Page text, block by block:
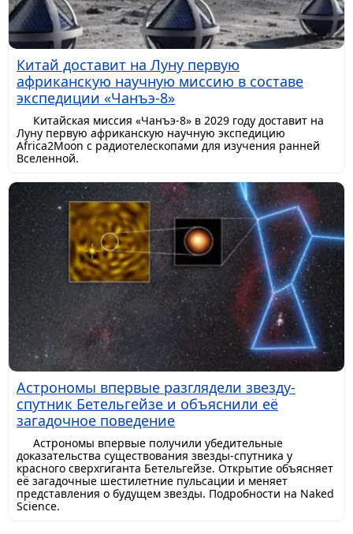
Китай доставит на Луну первую
африканскую научную миссию в составе
экспедиции «Чанъэ-8»
Китайская миссия «Чанъэ-8» в 2029 году доставит на
Луну первую африканскую научную экспедицию
Africa2Moon с радиотелескопами для изучения ранней
Вселенной.
Астрономы впервые разглядели звезду-
спутник Бетельгейзе и объяснили её
загадочное поведение
Астрономы впервые получили убедительные
доказательства существования звезды-спутника у
красного сверхгиганта Бетельгейзе. Открытие объясняет
её загадочные шестилетние пульсации и меняет
представления о будущем звезды. Подробности на Naked
Science.